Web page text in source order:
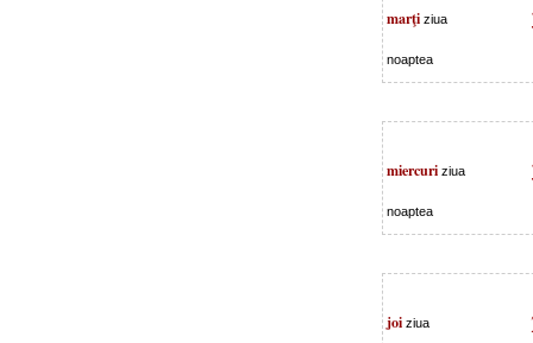
marţi ziua
noaptea
miercuri ziua
noaptea
joi ziua